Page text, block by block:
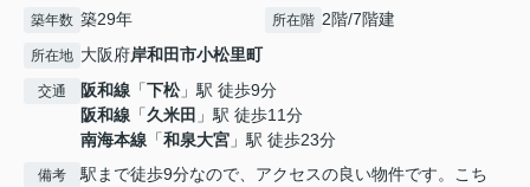
築年数 築29年 所在階 2階/7階建
所在地 大阪府岸和田市小松里町
交通 阪和線 「下松」駅 徒歩9分
阪和線 「久米田 」駅 徒歩11分
南海本線 「和泉大宮 」駅 徒歩23分
備考
駅まで徒歩9分なので、アクセスの良い物件です。こち